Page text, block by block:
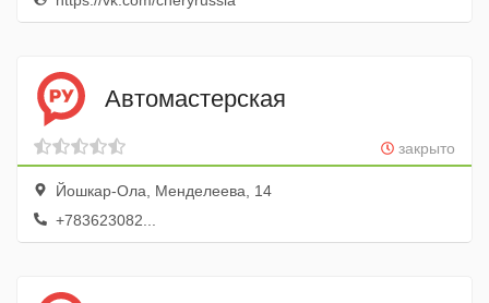
Автомастерская
закрыто
Йошкар-Ола, Менделеева, 14
+783623082...